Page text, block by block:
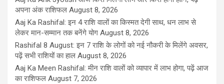
अपना अंक राशिफल August 8, 2026
Aaj Ka Rashifal: इन 4 राशि वालों का किस्मत देगी साथ, धन लाभ से
लेकर मान-सम्मान तक बनेंगे योग August 8, 2026
Rashifal 8 August: इन 7 राशि के लोगों को नई नौकरी के मिलेंगे अवसर,
पढ़ें सभी राशियों का हाल August 8, 2026
Aaj Ka Meen Rashifal: मीन राशि वालों को व्यापार में लाभ होगा, पढ़ें आज
का राशिफल August 7, 2026